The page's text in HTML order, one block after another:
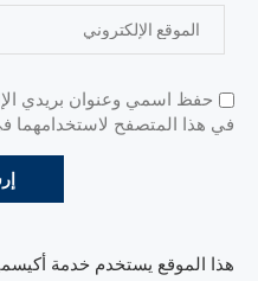
حفظ اسمي وعنوان بريدي
في هذا المتصفح لاستخدامهما
هذا الموقع يستخدم خدمة